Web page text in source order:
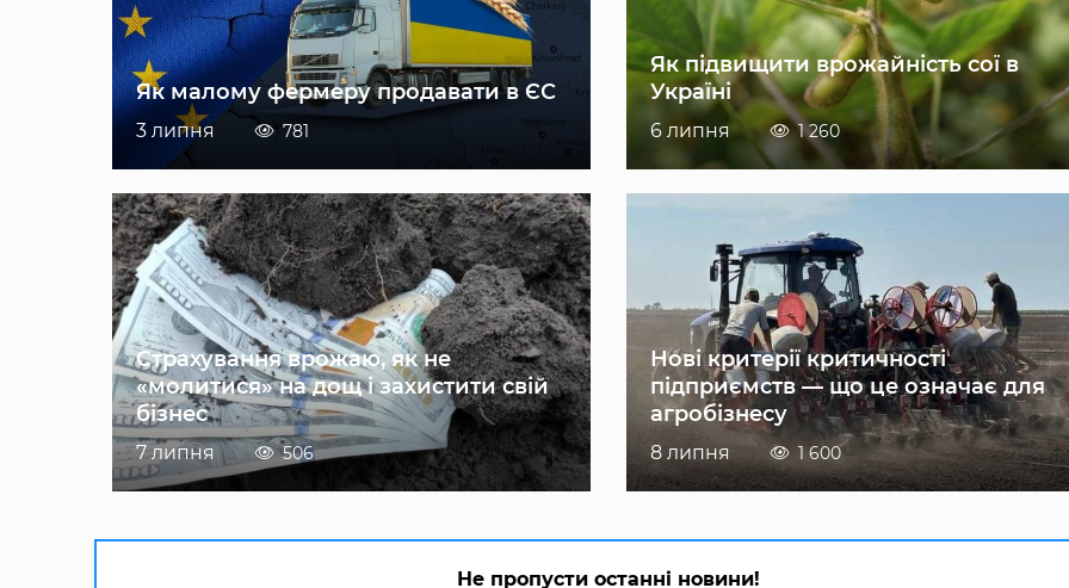
Як малому фермеру продавати в ЄС
3 липня 781
Як підвищити врожайність сої в
Україні
6 липня 1 260
Страхування врожаю, як не
«молитися» на дощ і захистити свій
бізнес
7 липня 506
Нові критерії критичності
підприємств — що це означає для
агробізнесу
8 липня 1 600
Не пропусти останні новини!